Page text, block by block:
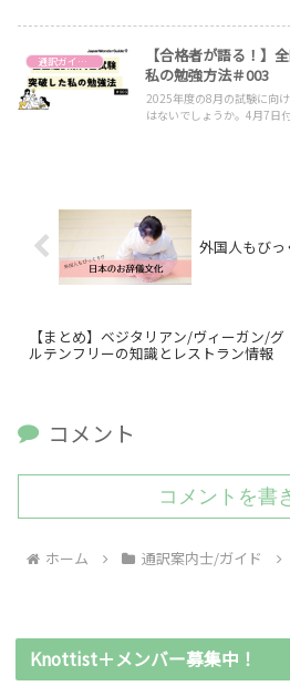
通訳ガイドを目指す
【合格者が語る！】
私の勉強方法＃003
2025年度の8月の試験に向
はないでしょうか。4月7日
外国人もびっ
【まとめ】ベジタリアン/ヴィーガン/グ
ルテンフリーの知識とレストラン情報
コメント
コメントを書
ホーム 通訳案内士/ガイド
Knottist＋メンバー募集中！